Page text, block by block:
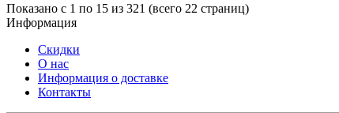
Показано с 1 по 15 из 321 (всего 22 страниц)
Информация
Скидки
О нас
Информация о доставке
Контакты